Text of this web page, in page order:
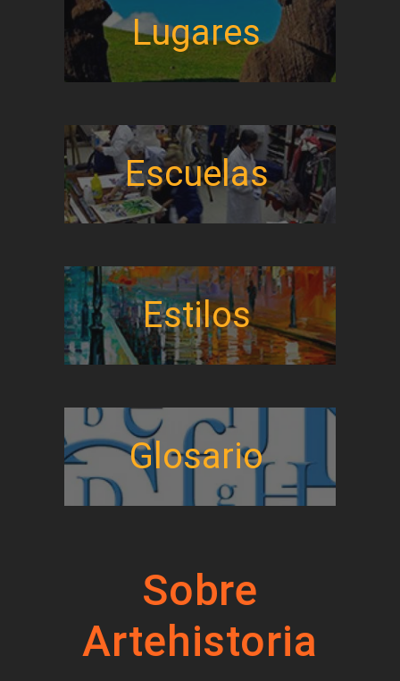
Lugares
Escuelas
Estilos
Glosario
Sobre
Artehistoria